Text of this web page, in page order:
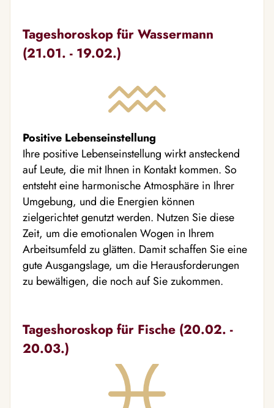
Tageshoroskop für Wassermann
(21.01. - 19.02.)
Positive Lebenseinstellung
Ihre positive Lebenseinstellung wirkt ansteckend
auf Leute, die mit Ihnen in Kontakt kommen. So
entsteht eine harmonische Atmosphäre in Ihrer
Umgebung, und die Energien können
zielgerichtet genutzt werden. Nutzen Sie diese
Zeit, um die emotionalen Wogen in Ihrem
Arbeitsumfeld zu glätten. Damit schaffen Sie eine
gute Ausgangslage, um die Herausforderungen
zu bewältigen, die noch auf Sie zukommen.
Tageshoroskop für Fische (20.02. -
20.03.)